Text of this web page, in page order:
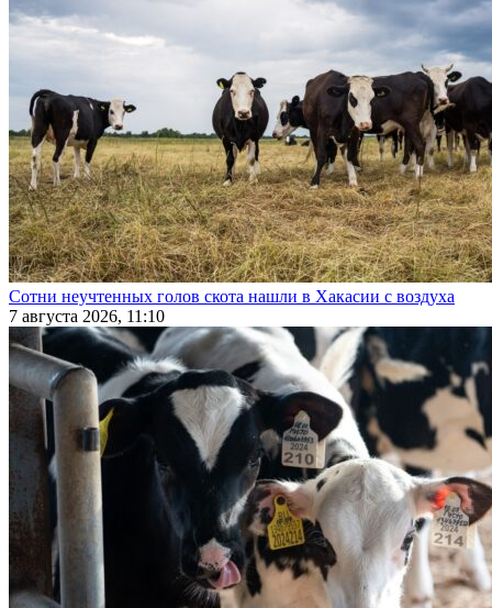
Сотни неучтенных голов скота нашли в Хакасии с воздуха
7 августа 2026, 11:10